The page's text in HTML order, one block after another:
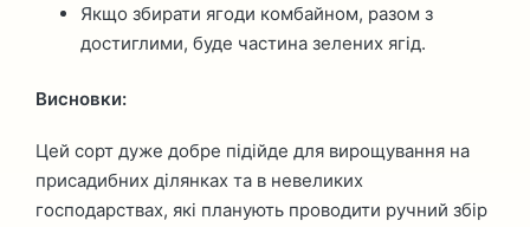
Якщо збирати ягоди комбайном, разом з
достиглими, буде частина зелених ягід.
Висновки:
Цей сорт дуже добре підійде для вирощування на
присадибних ділянках та в невеликих
господарствах, які планують проводити ручний збір